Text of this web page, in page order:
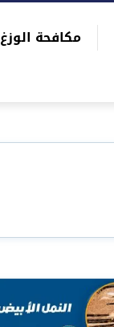
مكافحة الوزغ